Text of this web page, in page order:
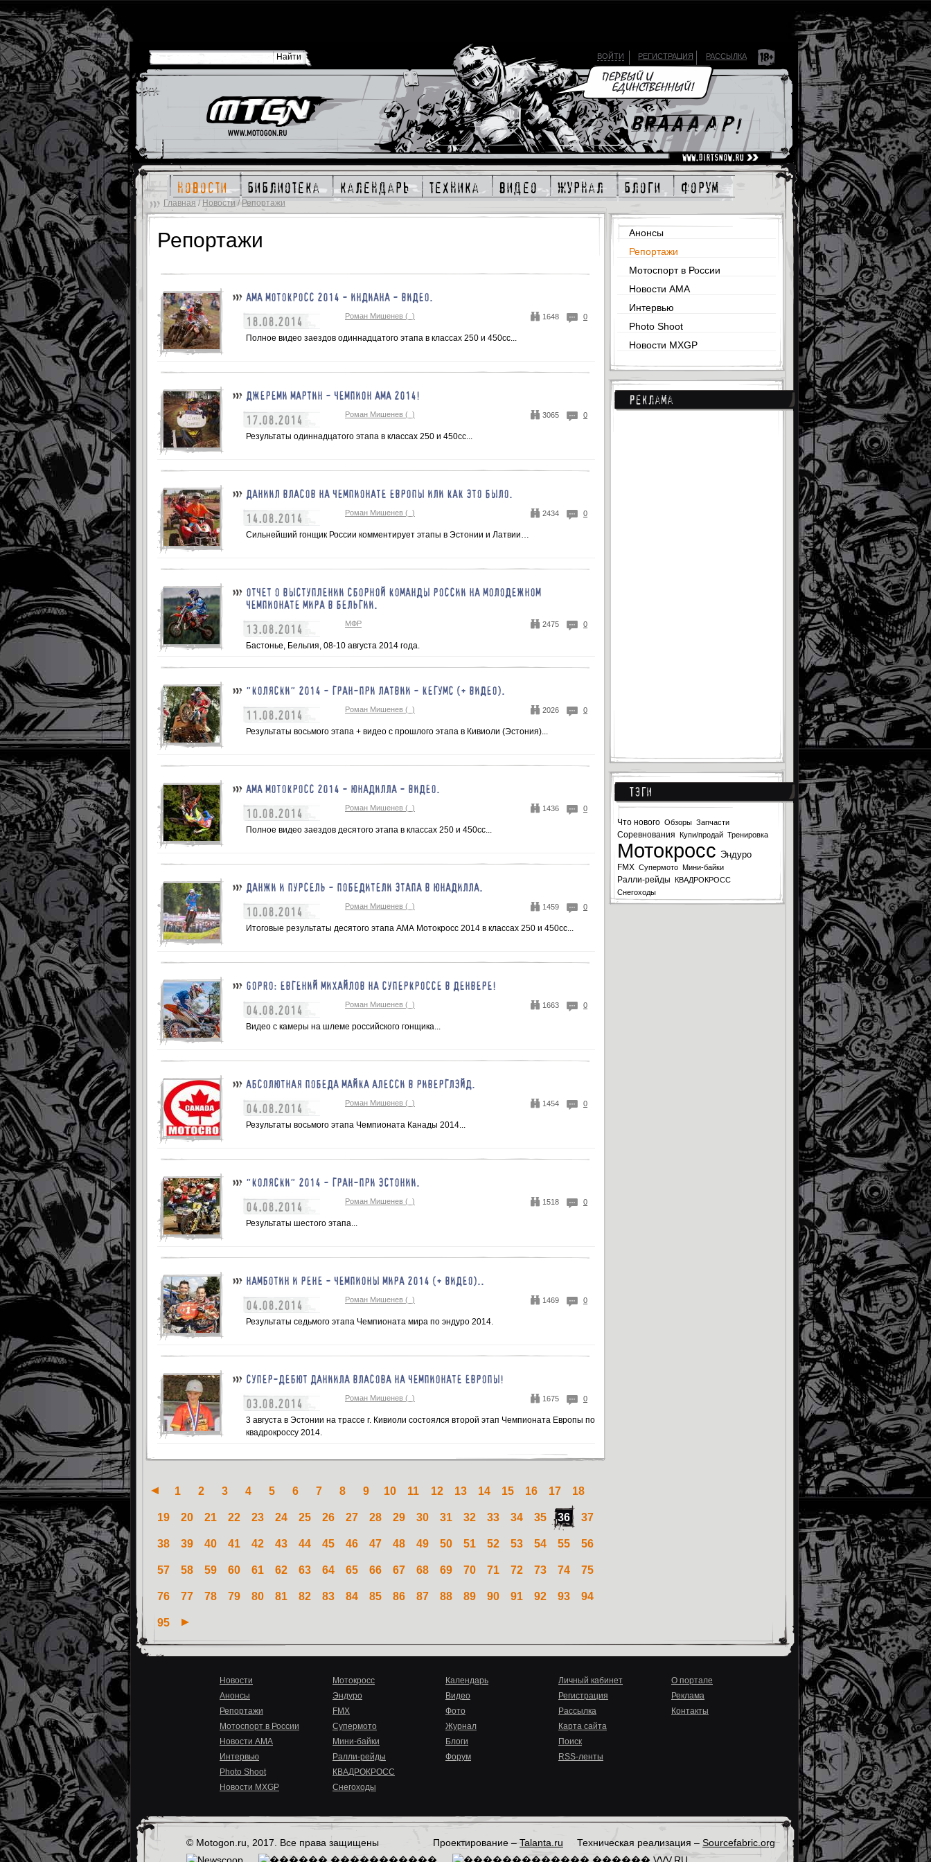
новости библиотека календарь техника видео журнал блоги форум
ВОЙТИ РЕГИСТРАЦИЯ РАССЫЛКА
Главная / Новости /Репортажи
Репортажи
АМА МОТОКРОСС 2014 - ИНДИАНА - ВИДЕО.
18.08.2014 Роман Мишенев (_) 1648 0
Полное видео заездов одиннадцатого этапа в классах 250 и 450сс...
ДЖЕРЕМИ МАРТИН - ЧЕМПИОН АМА 2014!
17.08.2014 Роман Мишенев (_) 3065 0
Результаты одиннадцатого этапа в классах 250 и 450сс...
ДАНИИЛ ВЛАСОВ НА ЧЕМПИОНАТЕ ЕВРОПЫ ИЛИ КАК ЭТО БЫЛО.
14.08.2014 Роман Мишенев (_) 2434 0
Сильнейший гонщик России комментирует этапы в Эстонии и Латвии…
ОТЧЕТ О ВЫСТУПЛЕНИИ СБОРНОЙ КОМАНДЫ РОССИИ НА МОЛОДЕЖНОМ
ЧЕМПИОНАТЕ МИРА В БЕЛЬГИИ.
13.08.2014 МФР 2475 0
Бастонье, Бельгия, 08-10 августа 2014 года.
"КОЛЯСКИ" 2014 - ГРАН-ПРИ ЛАТВИИ - КЕГУМС (+ ВИДЕО).
11.08.2014 Роман Мишенев (_) 2026 0
Результаты восьмого этапа + видео с прошлого этапа в Кивиоли (Эстония)...
АМА МОТОКРОСС 2014 - ЮНАДИЛЛА - ВИДЕО.
10.08.2014 Роман Мишенев (_) 1436 0
Полное видео заездов десятого этапа в классах 250 и 450сс...
ДАНЖИ И ПУРСЕЛЬ - ПОБЕДИТЕЛИ ЭТАПА В ЮНАДИЛЛА.
10.08.2014 Роман Мишенев (_) 1459 0
Итоговые результаты десятого этапа АМА Мотокросс 2014 в классах 250 и 450сс...
GOPRO: ЕВГЕНИЙ МИХАЙЛОВ НА СУПЕРКРОССЕ В ДЕНВЕРЕ!
04.08.2014 Роман Мишенев (_) 1663 0
Видео с камеры на шлеме российского гонщика...
АБСОЛЮТНАЯ ПОБЕДА МАЙКА АЛЕССИ В РИВЕРГЛЭЙД.
04.08.2014 Роман Мишенев (_) 1454 0
Результаты восьмого этапа Чемпионата Канады 2014...
"КОЛЯСКИ" 2014 - ГРАН-ПРИ ЭСТОНИИ.
04.08.2014 Роман Мишенев (_) 1518 0
Результаты шестого этапа...
НАМБОТИН И РЕНЕ - ЧЕМПИОНЫ МИРА 2014 (+ ВИДЕО)..
04.08.2014 Роман Мишенев (_) 1469 0
Результаты седьмого этапа Чемпионата мира по эндуро 2014.
СУПЕР-ДЕБЮТ ДАНИИЛА ВЛАСОВА НА ЧЕМПИОНАТЕ ЕВРОПЫ!
03.08.2014 Роман Мишенев (_) 1675 0
3 августа в Эстонии на трассе г. Кивиоли состоялся второй этап Чемпионата Европы по
квадрокроссу 2014.
1 2 3 4 5 6 7 8 9 10 11 12 13 14 15 16 17 18
19 20 21 22 23 24 25 26 27 28 29 30 31 32 33 34 35 36 37
38 39 40 41 42 43 44 45 46 47 48 49 50 51 52 53 54 55 56
57 58 59 60 61 62 63 64 65 66 67 68 69 70 71 72 73 74 75
76 77 78 79 80 81 82 83 84 85 86 87 88 89 90 91 92 93 94
95
Анонсы
Репортажи
Мотоспорт в России
Новости AMA
Интервью
Photo Shoot
Новости MXGP
Реклама
Тэги
Что нового Обзоры Запчасти
Соревнования Купи/продай Тренировка
Мотокросс Эндуро
FMX Супермото Мини-байки
Ралли-рейды КВАДРОКРОСС
Снегоходы
Новости
Анонсы
Репортажи
Мотоспорт в России
Новости AMA
Интервью
Photo Shoot
Новости MXGP
Мотокросс
Эндуро
FMX
Супермото
Мини-байки
Ралли-рейды
КВАДРОКРОСС
Снегоходы
Календарь
Видео
Фото
Журнал
Блоги
Форум
Личный кабинет
Регистрация
Рассылка
Карта сайта
Поиск
RSS-ленты
О портале
Реклама
Контакты
© Motogon.ru, 2017. Все права защищены Техническая реализация – Sourcefabric.org
Проектирование – Talanta.ru